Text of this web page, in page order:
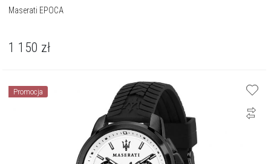
Maserati EPOCA
1 150 zł
Promocja